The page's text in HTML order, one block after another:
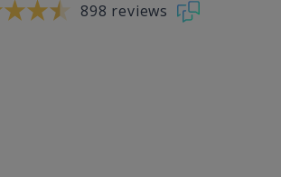
898 reviews